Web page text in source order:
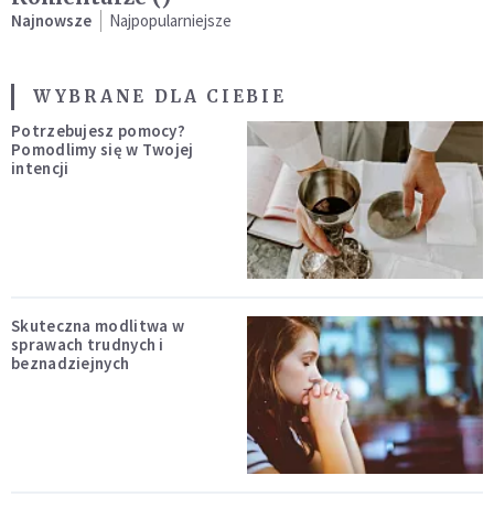
Najnowsze Najpopularniejsze
WYBRANE DLA CIEBIE
Potrzebujesz pomocy?
Pomodlimy się w Twojej
intencji
Skuteczna modlitwa w
sprawach trudnych i
beznadziejnych